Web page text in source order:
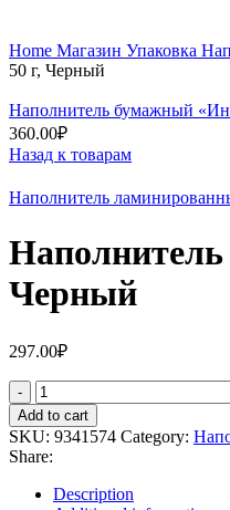
Home Магазин Упаковка
50 г, Черный
Наполнитель бумажный
360.00₽
Назад к товарам
Наполнитель
Черный
297.00₽
Наполнитель
тишью
50
г,
Черный
quantity
Add to cart
SKU: 9341574 Category:
Share:
Description